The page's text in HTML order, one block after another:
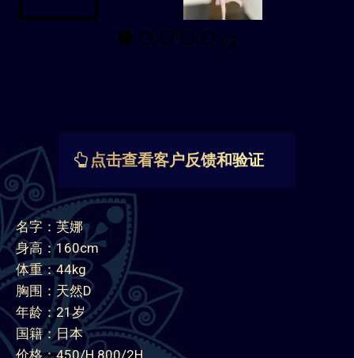
点击查看客户反馈和验证
名字：芙娜
身高：160cm
体重：44kg
胸围：天然D
年龄：21岁
国籍：日本